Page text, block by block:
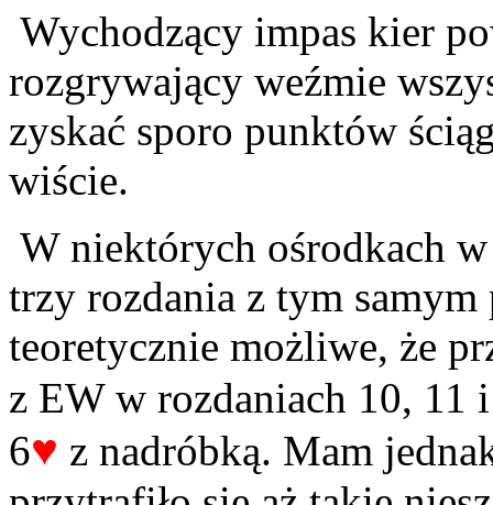
Wychodzący impas kier
rozgrywający weźmie
zyskać sporo punktów
wiście.
W niektórych ośrodkach
trzy rozdania z tym
teoretycznie możliwe, że
z EW w rozdaniach 10,
6♥ z nadróbką. Mam